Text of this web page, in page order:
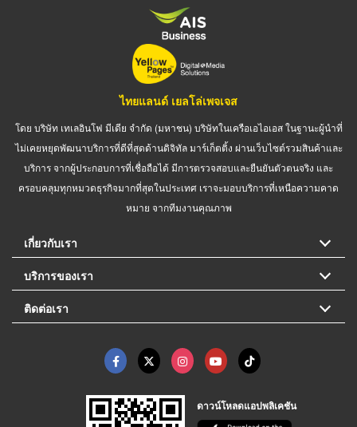
ไทยแลนด์ เยลโล่เพจเจส
โดย บริษัท เทเลอินโฟ มีเดีย จำกัด (มหาชน) บริษัทในเครือเอไอเอส ในฐานะผู้นำที่
ไม่เคยหยุดพัฒนาบริการที่ดีที่สุดด้านดิจิทัล มาร์เก็ตติ้ง ผ่านเว็บไซต์รวมสินค้าและ
บริการ จากผู้ประกอบการที่เชื่อถือได้ มีการตรวจสอบและยืนยันตัวตนจริง และ
ครอบคลุมทุกหมวดธุรกิจมากที่สุดในประเทศ เราจะมอบบริการที่เหนือความคาด
หมาย จากทีมงานคุณภาพ
เกี่ยวกับเรา
บริการของเรา
ติดต่อเรา
ดาวน์โหลดแอปพลิเคชัน